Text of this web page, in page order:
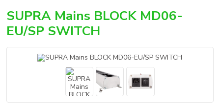
SUPRA Mains BLOCK MD06-
EU/SP SWITCH